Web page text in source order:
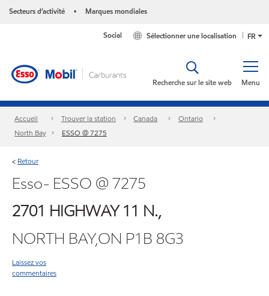
Secteurs d’activité • Marques mondiales
FR
Sélectionner une localisation
Social
Menu
Recherche sur le site web
Accueil Trouver la station Canada
Ontario
North Bay
ESSO @ 7275
< Retour
Esso- ESSO @ 7275
2701 HIGHWAY 11 N.,
NORTH BAY,ON P1B 8G3
Laissez vos
commentaires